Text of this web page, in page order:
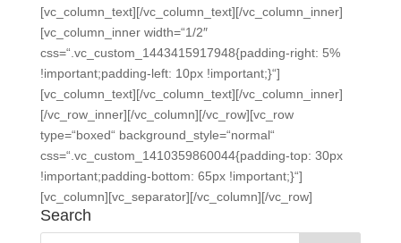
[vc_column_text][/vc_column_text][/vc_column_inner]
[vc_column_inner width=“1/2″
css=“.vc_custom_1443415917948{padding-right: 5%
!important;padding-left: 10px !important;}“]
[vc_column_text][/vc_column_text][/vc_column_inner]
[/vc_row_inner][/vc_column][/vc_row][vc_row
type=“boxed“ background_style=“normal“
css=“.vc_custom_1410359860044{padding-top: 30px
!important;padding-bottom: 65px !important;}“]
[vc_column][vc_separator][/vc_column][/vc_row]
Search